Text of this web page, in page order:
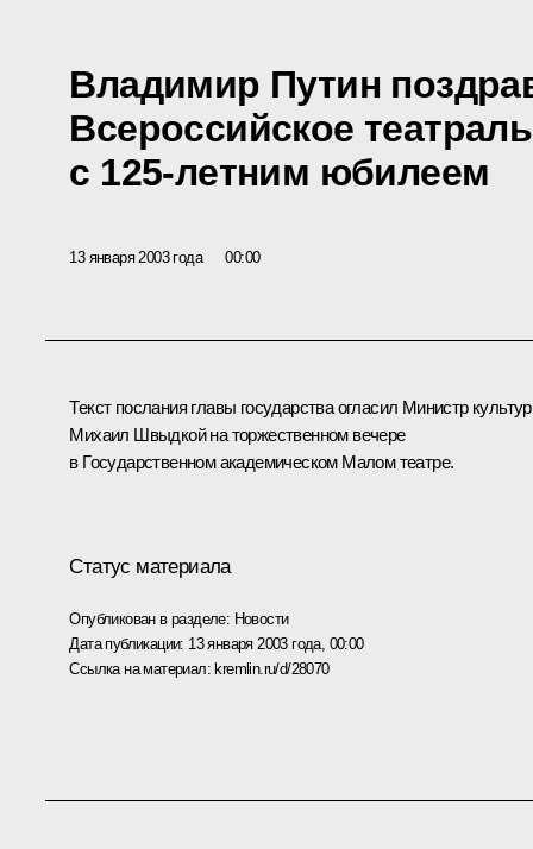
Владимир Путин
Всероссийское
с 125-летним юбилеем
13 января 2003 года 00:00
Текст послания главы государства огласил Министр
Михаил Швыдкой на торжественном вечере
в Государственном академическом Малом театре.
Статус материала
Опубликован в разделе: Новости
Дата публикации: 13 января 2003 года, 00:00
Ссылка на материал:kremlin.ru/d/28070